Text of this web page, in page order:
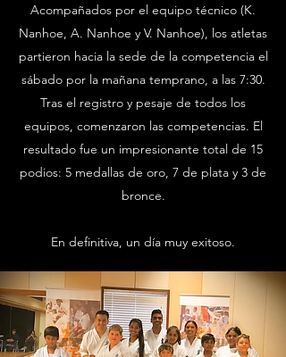
Acompañados por el equipo técnico (K.
Nanhoe, A. Nanhoe y V. Nanhoe), los atletas
partieron hacia la sede de la competencia el
sábado por la mañana temprano, a las 7:30.
Tras el registro y pesaje de todos los
equipos, comenzaron las competencias. El
resultado fue un impresionante total de 15
podios: 5 medallas de oro, 7 de plata y 3 de
bronce.
En definitiva, un día muy exitoso.